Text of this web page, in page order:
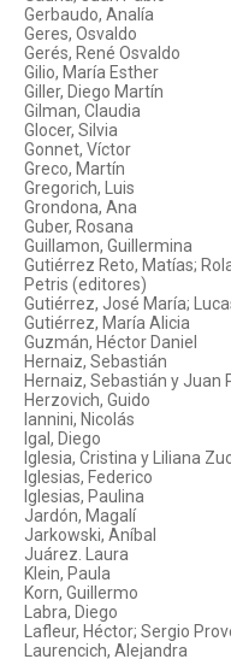
Gerbaudo, Analía
Geres, Osvaldo
Gerés, René Osvaldo
Gilio, María Esther
Giller, Diego Martín
Gilman, Claudia
Glocer, Silvia
Gonnet, Víctor
Greco, Martín
Gregorich, Luis
Grondona, Ana
Guber, Rosana
Guillamon, Guillermina
Gutiérrez Reto, Matías;
Petris (editores)
Gutiérrez, José María;
Gutiérrez, María Alicia
Guzmán, Héctor Daniel
Hernaiz, Sebastián
Hernaiz, Sebastián y Juan
Herzovich, Guido
Iannini, Nicolás
Igal, Diego
Iglesia, Cristina y Liliana
Iglesias, Federico
Iglesias, Paulina
Jardón, Magalí
Jarkowski, Aníbal
Juárez. Laura
Klein, Paula
Korn, Guillermo
Labra, Diego
Lafleur, Héctor; Sergio
Laurencich, Alejandra